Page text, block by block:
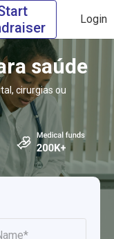
Login
saúde
cirurgias ou